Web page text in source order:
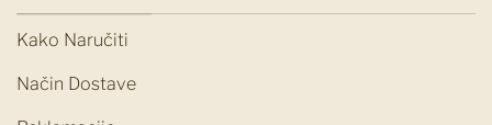
Kako Naručiti
Način Dostave